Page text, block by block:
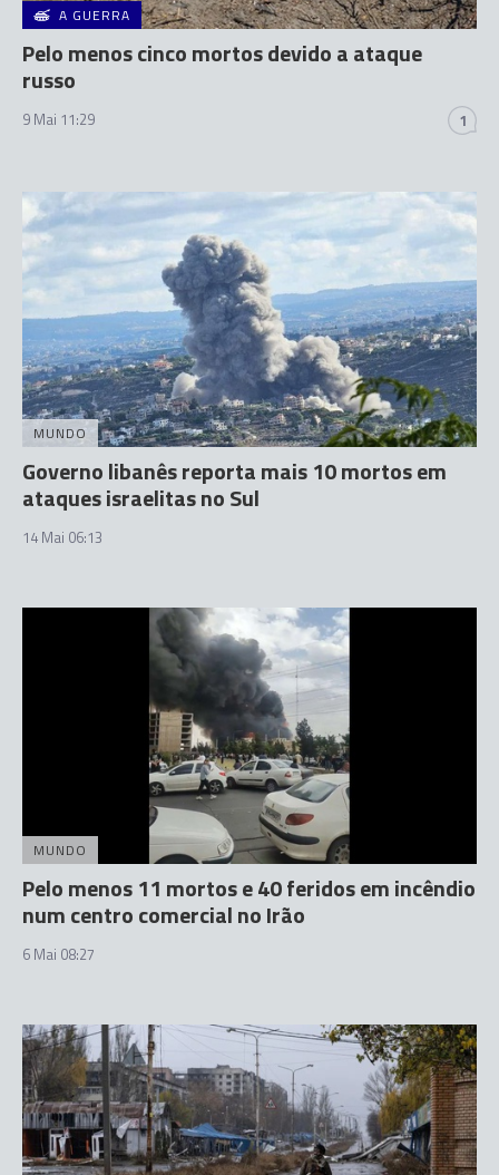
A GUERRA
Pelo menos cinco mortos devido a ataque
russo
9 Mai 11:29 1
MUNDO
Governo libanês reporta mais 10 mortos em
ataques israelitas no Sul
14 Mai 06:13
MUNDO
Pelo menos 11 mortos e 40 feridos em incêndio
num centro comercial no Irão
6 Mai 08:27